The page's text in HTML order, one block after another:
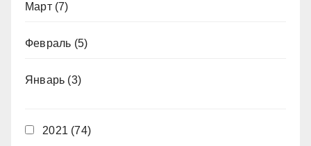
Март(7)
Февраль (5)
Январь (3)
2021 (74)